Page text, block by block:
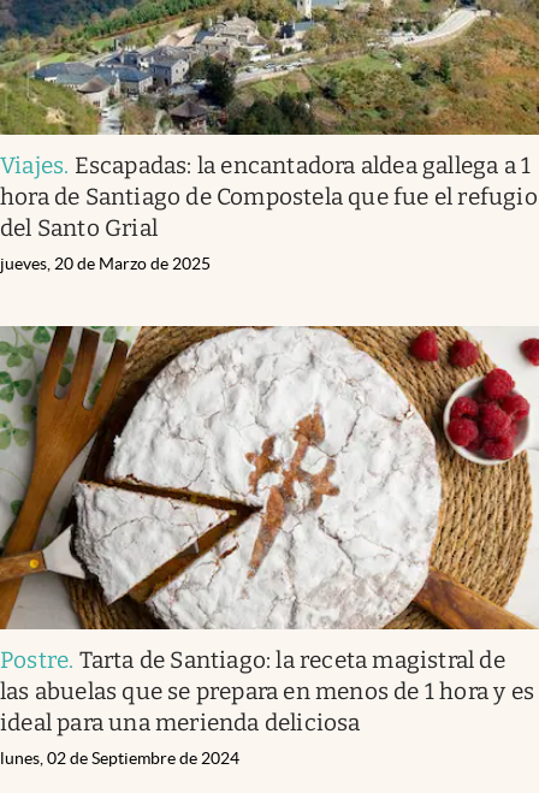
Viajes. Escapadas: la encantadora aldea gallega a 1
hora de Santiago de Compostela que fue el refugio
del Santo Grial
jueves, 20 de Marzo de 2025
Postre. Tarta de Santiago: la receta magistral de
las abuelas que se prepara en menos de 1 hora y es
ideal para una merienda deliciosa
lunes, 02 de Septiembre de 2024